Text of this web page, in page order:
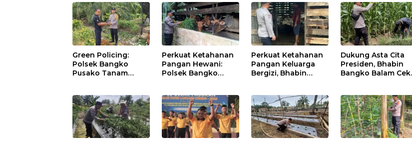
AKBP Aldi Alfa
Faroqi Resmi
Menjabat
Imam Syahroni
Profesionalisme &
Pelayanan
Green Policing:
Polsek Bangko
Pusako Tanam
Program Unggulan
Kapolda Riau
Perkuat Ketahanan
Pangan Hewani:
Polsek Bangko
Bangko Makmur
Perkuat Ketahanan
Pangan Keluarga
Bergizi, Bhabin
Warga
Dukung Asta Cita
Presiden, Bhabin
Bangko Balam Cek